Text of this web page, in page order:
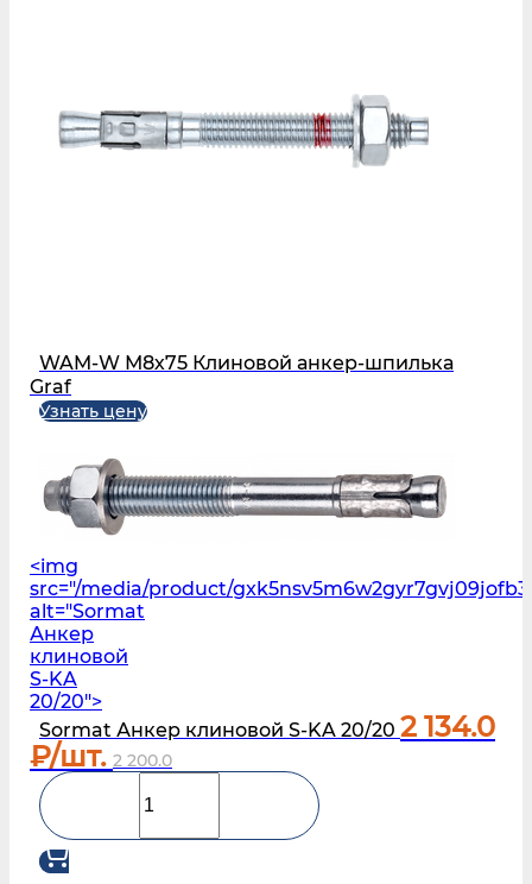
WAM-W М8х75 Клиновой анкер-шпилька
Graf
Узнать цену
<img
src="/media/product/
alt="Sormat
Анкер
клиновой
S-KA
20/20">
Sormat Анкер клиновой S-KA 20/20 2 134.0
₽/шт. 2 200.0